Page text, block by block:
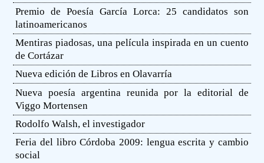
Premio de Poesía García Lorca: 25 candidatos son
latinoamericanos
Mentiras piadosas, una película inspirada en un cuento
de Cortázar
Nueva edición de Libros en Olavarría
Nueva poesía argentina reunida por la editorial de
Viggo Mortensen
Rodolfo Walsh, el investigador
Feria del libro Córdoba 2009: lengua escrita y cambio
social